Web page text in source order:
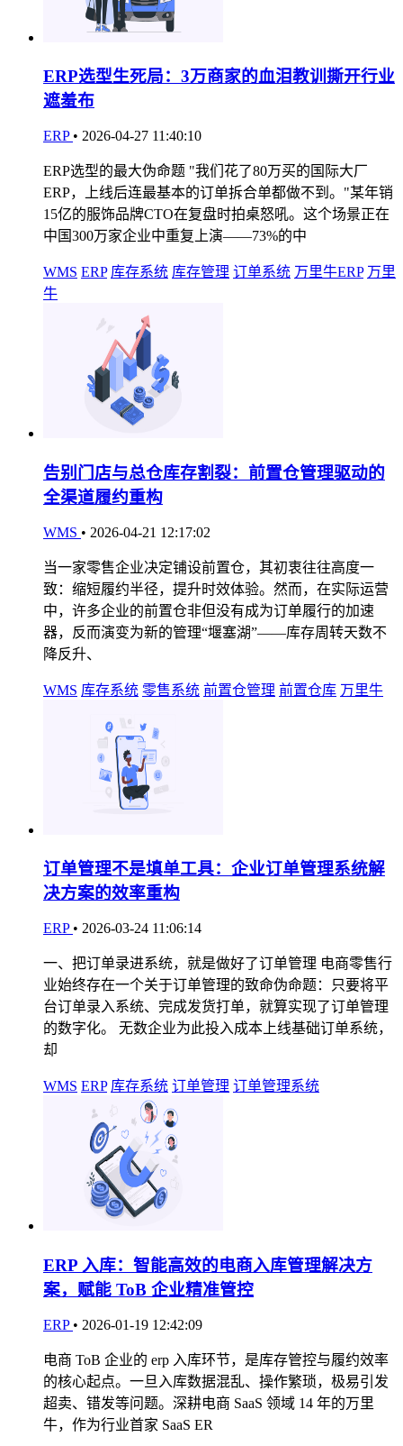
ERP选型生死局：3万商家的血泪教训撕开行业
遮羞布
ERP • 2026-04-27 11:40:10
ERP选型的最大伪命题 "我们花了80万买的国际大厂
ERP，上线后连最基本的订单拆合单都做不到。"某年销
15亿的服饰品牌CTO在复盘时拍桌怒吼。这个场景正在
中国300万家企业中重复上演——73%的中
WMS ERP 库存系统 库存管理 订单系统 万里牛ERP 万里
牛
告别门店与总仓库存割裂：前置仓管理驱动的
全渠道履约重构
WMS • 2026-04-21 12:17:02
当一家零售企业决定铺设前置仓，其初衷往往高度一
致：缩短履约半径，提升时效体验。然而，在实际运营
中，许多企业的前置仓非但没有成为订单履行的加速
器，反而演变为新的管理“堰塞湖”——库存周转天数不
降反升、
WMS 库存系统 零售系统 前置仓管理 前置仓库 万里牛
订单管理不是填单工具：企业订单管理系统解
决方案的效率重构
ERP • 2026-03-24 11:06:14
一、把订单录进系统，就是做好了订单管理 电商零售行
业始终存在一个关于订单管理的致命伪命题：只要将平
台订单录入系统、完成发货打单，就算实现了订单管理
的数字化。 无数企业为此投入成本上线基础订单系统，
却
WMS ERP 库存系统 订单管理 订单管理系统
ERP 入库：智能高效的电商入库管理解决方
案，赋能 ToB 企业精准管控
ERP • 2026-01-19 12:42:09
电商 ToB 企业的 erp 入库环节，是库存管控与履约效率
的核心起点。一旦入库数据混乱、操作繁琐，极易引发
超卖、错发等问题。深耕电商 SaaS 领域 14 年的万里
牛，作为行业首家 SaaS ER